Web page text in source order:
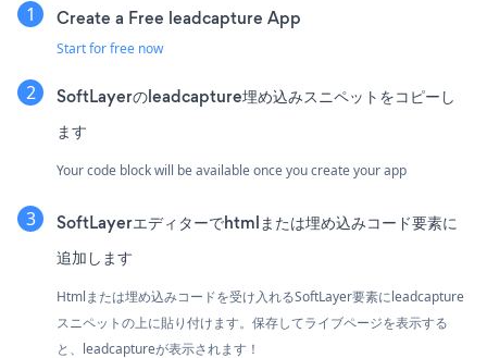
Create a Free leadcapture App
Start for free now
SoftLayerのleadcapture埋め込みスニペットをコピーし
ます
Your code block will be available once you create your app
SoftLayerエディターでhtmlまたは埋め込みコード要素に
追加します
Htmlまたは埋め込みコードを受け入れるSoftLayer要素にleadcapture
スニペットの上に貼り付けます。保存してライブページを表示する
と、leadcaptureが表示されます！